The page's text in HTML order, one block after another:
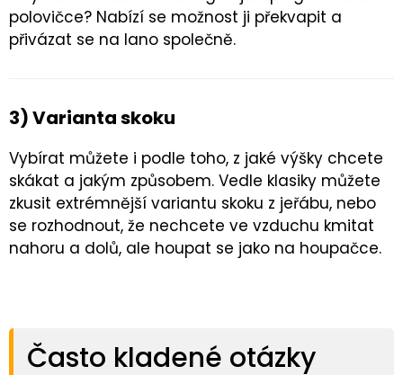
polovičce? Nabízí se možnost ji překvapit a
přivázat se na lano společně.
3) Varianta skoku
Vybírat můžete i podle toho, z jaké výšky chcete
skákat a jakým způsobem. Vedle klasiky můžete
zkusit extrémnější variantu skoku z jeřábu, nebo
se rozhodnout, že nechcete ve vzduchu kmitat
nahoru a dolů, ale houpat se jako na houpačce.
Často kladené otázky